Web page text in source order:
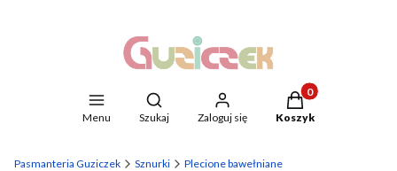
Menu
Otwórz wyszukiwarkę
Szukaj Zaloguj się
Produkty w
Koszyk
Pasmanteria Guziczek Sznurki Plecione bawełniane